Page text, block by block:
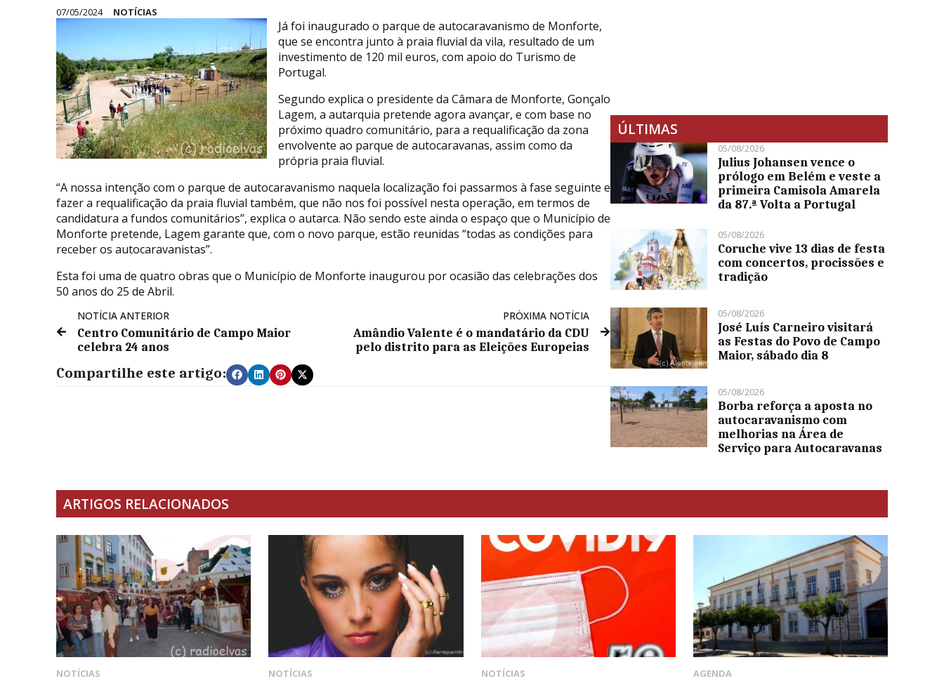
07/05/2024 NOTÍCIAS
Já foi inaugurado o parque de autocaravanismo de Monforte,
que se encontra junto à praia fluvial da vila, resultado de um
investimento de 120 mil euros, com apoio do Turismo de
Portugal.
Segundo explica o presidente da Câmara de Monforte, Gonçalo
Lagem, a autarquia pretende agora avançar, e com base no
próximo quadro comunitário, para a requalificação da zona
envolvente ao parque de autocaravanas, assim como da
própria praia fluvial.
“A nossa intenção com o parque de autocaravanismo naquela localização foi passarmos à fase seguinte e
fazer a requalificação da praia fluvial também, que não nos foi possível nesta operação, em termos de
candidatura a fundos comunitários”, explica o autarca. Não sendo este ainda o espaço que o Município de
Monforte pretende, Lagem garante que, com o novo parque, estão reunidas “todas as condições para
receber os autocaravanistas”.
Esta foi uma de quatro obras que o Município de Monforte inaugurou por ocasião das celebrações dos
50 anos do 25 de Abril.
NOTÍCIA ANTERIOR
Centro Comunitário de Campo Maior
celebra 24 anos
PRÓXIMA NOTÍCIA
Amândio Valente é o mandatário da CDU
pelo distrito para as Eleições Europeias
Compartilhe este artigo:
ÚLTIMAS
05/08/2026
Julius Johansen vence o
prólogo em Belém e veste a
primeira Camisola Amarela
da 87.ª Volta a Portugal
05/08/2026
Coruche vive 13 dias de festa
com concertos, procissões e
tradição
05/08/2026
José Luís Carneiro visitará
as Festas do Povo de Campo
Maior, sábado dia 8
05/08/2026
Borba reforça a aposta no
autocaravanismo com
melhorias na Área de
Serviço para Autocaravanas
ARTIGOS RELACIONADOS
NOTÍCIAS NOTÍCIAS NOTÍCIAS AGENDA